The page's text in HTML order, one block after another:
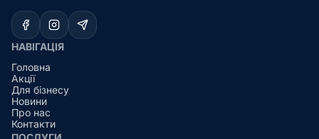
НАВІГАЦІЯ
Головна
Акції
Для бізнесу
Новини
Про нас
Контакти